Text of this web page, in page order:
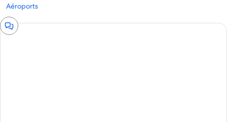
Aéroports
Fenêtre
de